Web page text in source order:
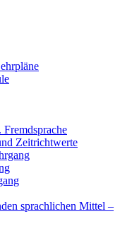
Fremdsprache
Zeitrichtwerte
sprachlichen Mittel –